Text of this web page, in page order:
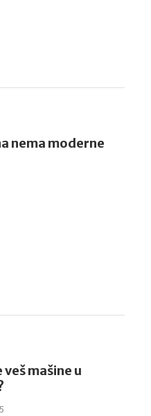
nema moderne
mašine u